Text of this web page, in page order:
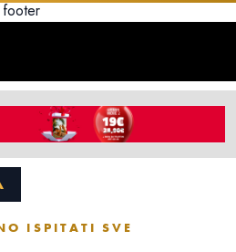
ISPITATI SVE